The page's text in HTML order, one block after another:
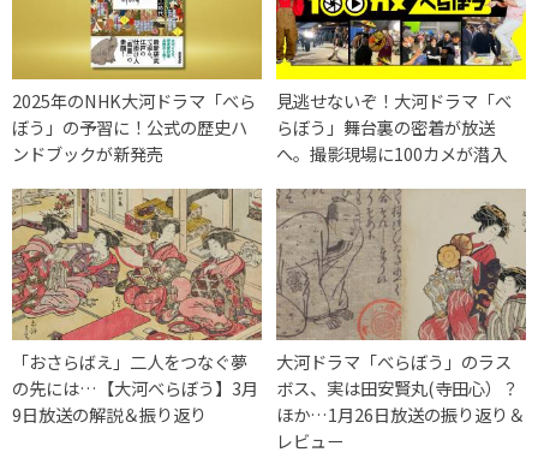
2025年のNHK大河ドラマ「べら
ぼう」の予習に！公式の歴史ハ
ンドブックが新発売
見逃せないぞ！大河ドラマ「べ
らぼう」舞台裏の密着が放送
へ。撮影現場に100カメが潜入
「おさらばえ」二人をつなぐ夢
の先には…【大河べらぼう】3月
9日放送の解説＆振り返り
大河ドラマ「べらぼう」のラス
ボス、実は田安賢丸(寺田心）？
ほか…1月26日放送の振り返り＆
レビュー